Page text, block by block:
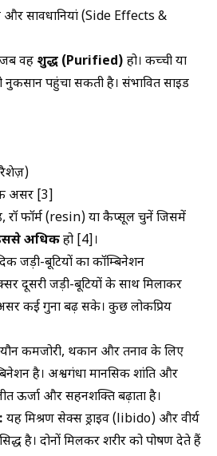
सावधानियां (Side Effects &
वह शुद्ध (Purified) हो। कच्ची या
नुकसान पहुंचा सकती है। संभावित साइड
रैशेज़)
असर [3]
रॉ फॉर्म (resin) या कैप्सूल चुनें जिसमें
अधिकहो [4]।
जड़ी-बूटियों का कॉम्बिनेशन
दूसरी जड़ी-बूटियों के साथ मिलाकर
कई गुना बढ़ सके। कुछ लोकप्रिय
कमजोरी, थकान और तनाव के लिए
है। अश्वगंधा मानसिक शांति और
ऊर्जा और सहनशक्ति बढ़ाता है।
यह मिश्रण सेक्स ड्राइव (libido) और वीर्य
है। दोनों मिलकर शरीर को पोषण देते हैं